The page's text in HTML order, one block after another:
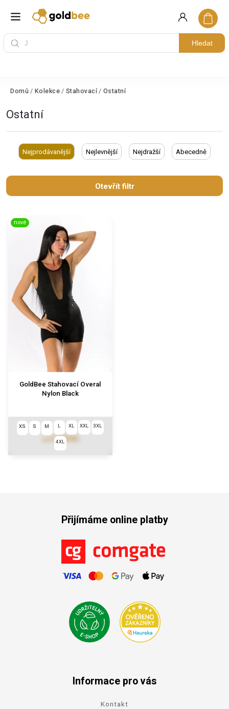
Hledat
Domů / Kolekce / Stahovací / Ostatní
Ostatní
Nejprodávanější Nejlevnější Nejdražší Abecedně
Otevřít filtr
nové
GoldBee Stahovací Overal
Nylon Black
3 290 Kč
XS S M L XL XXL 3XL
4XL
Přijímáme online platby
Informace pro vás
Kontakt